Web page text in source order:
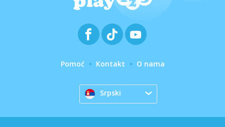
Pomoć Kontakt O nama
Srpski